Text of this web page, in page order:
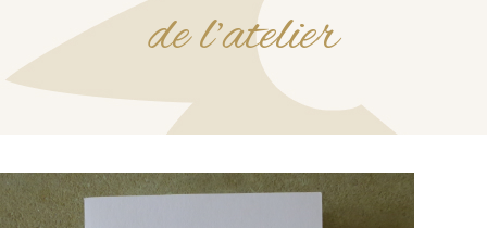
de l’atelier